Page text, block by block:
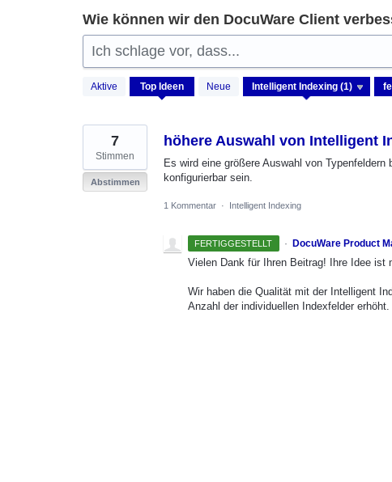
Wie können wir den DocuWare Client
Ich schlage vor, dass...
Aktive Top Ideen Neue
Ergebnis
höhere Auswahl von Intelligent
Es wird eine größere Auswahl von
konfigurierbar sein.
7
Stimmen
Abstimmen
1 Kommentar · Intelligent Indexing
FERTIGGESTELLT · DocuWare Product
Vielen Dank für Ihren Beitrag! Ihre Idee ist
Wir haben die Qualität mit der Intelligent
Anzahl der individuellen Indexfelder erhöht.